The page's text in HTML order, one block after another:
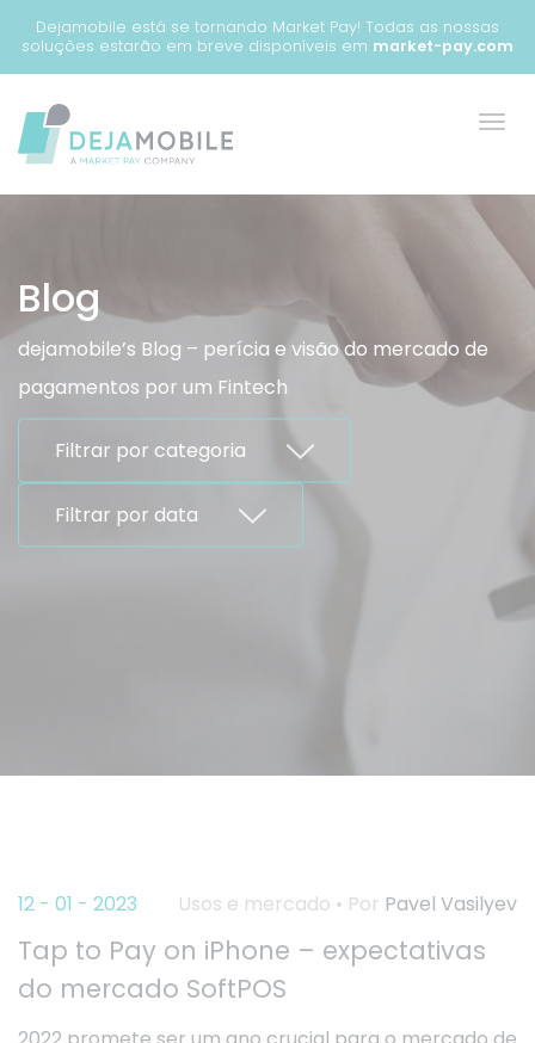
Dejamobile está se tornando Market Pay! Todas as nossas
soluções estarão em breve disponíveis em market-pay.com
Blog
dejamobile’s Blog – perícia e visão do mercado de
pagamentos por um Fintech
Filtrar por categoria
Filtrar por data
12 - 01 - 2023 Usos e mercado • Por Pavel Vasilyev
Tap to Pay on iPhone – expectativas
do mercado SoftPOS